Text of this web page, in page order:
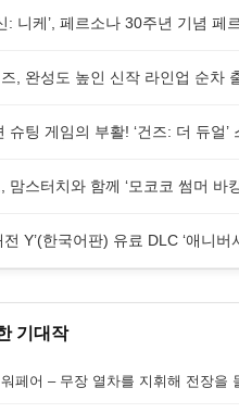
: 니케’, 페르소나 30주년 기념 페
, 완성도 높인 신작 라인업 순차
슈팅 게임의 부활! ‘건즈: 더 듀얼
맘스터치와 함께 ‘모코코 썸머 바
전 Y’(한국어판) 유료 DLC ‘애니
기대작
페어 – 무장 열차를 지휘해 전장을